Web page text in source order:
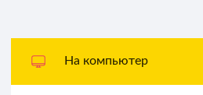
На компьютер